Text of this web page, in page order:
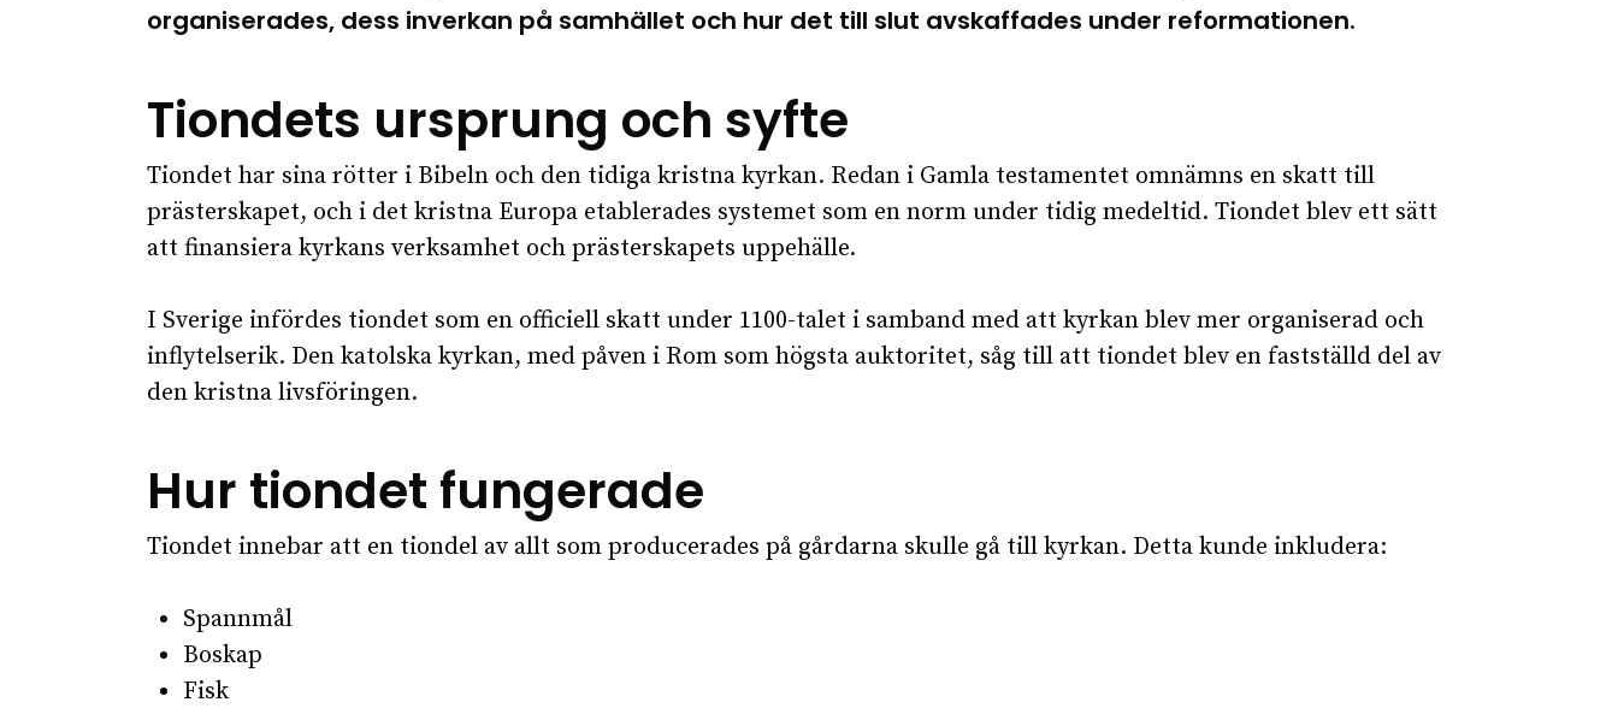
organiserades, dess inverkan på samhället och hur det till slut avskaffades under reformationen.
Tiondets ursprung och syfte
Tiondet har sina rötter i Bibeln och den tidiga kristna kyrkan. Redan i Gamla testamentet omnämns en skatt till
prästerskapet, och i det kristna Europa etablerades systemet som en norm under tidig medeltid. Tiondet blev ett sätt
att finansiera kyrkans verksamhet och prästerskapets uppehälle.
I Sverige infördes tiondet som en officiell skatt under 1100-talet i samband med att kyrkan blev mer organiserad och
inflytelserik. Den katolska kyrkan, med påven i Rom som högsta auktoritet, såg till att tiondet blev en fastställd del av
den kristna livsföringen.
Hur tiondet fungerade
Tiondet innebar att en tiondel av allt som producerades på gårdarna skulle gå till kyrkan. Detta kunde inkludera:
Spannmål
Boskap
Fisk